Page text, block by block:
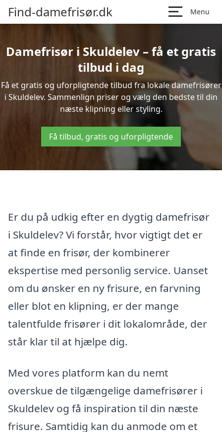
Find-damefrisør.dk Menu
Damefrisør i Skuldelev – få et gratis
tilbud i dag
Få et gratis og uforpligtende tilbud fra lokale damefrisører
i Skuldelev. Sammenlign priser og vælg den bedste til din
næste klipning eller styling.
Få tilbud, gratis og uforpligtende
Er du på udkig efter en dygtig damefrisør
i Skuldelev? Vi forstår, hvor vigtigt det er
at finde en frisør, der kombinerer
ekspertise med personlig service. Uanset
om du ønsker en ny frisure, en farvning
eller blot en klipning, er der mange
talentfulde frisører i dit lokalområde, der
står klar til at hjælpe dig.
Med vores platform kan du nemt
overskue de tilgængelige damefrisører i
Skuldelev og få inspiration til din næste
frisure. Samtidig kan du anmode om et